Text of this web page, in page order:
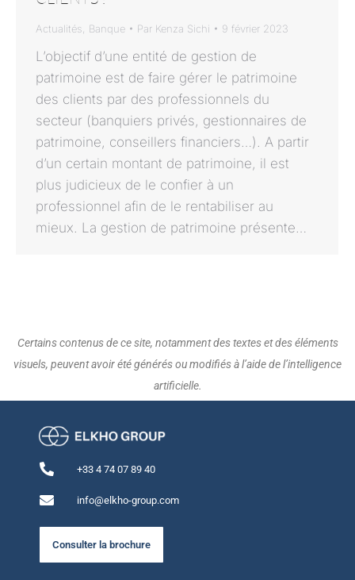
Actualités Banque Par Kenza Sichi 9 février 2023
L’objectif d’une entité de gestion de
patrimoine est de faire gérer le patrimoine
des clients par des professionnels du
secteur (banquiers privés, gestionnaires de
patrimoine, conseillers financiers…). A partir
d’un certain montant de patrimoine, il est
plus judicieux de le confier à un
professionnel afin de le rentabiliser au
mieux. La gestion de patrimoine présente…
Certains contenus de ce site, notamment des textes et des éléments
visuels, peuvent avoir été générés ou modifiés à l’aide de l’intelligence
artificielle.
+33 4 74 07 89 40
info@elkho-group.com
Consulter la brochure